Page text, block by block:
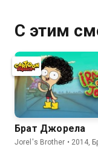
С этим
Брат Джорела
Jorel's Brother • 2014,